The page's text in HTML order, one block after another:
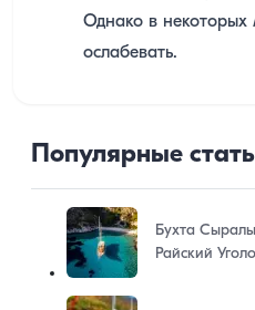
Однако в некоторых
ослабевать.
Популярные
Бухта
Райский